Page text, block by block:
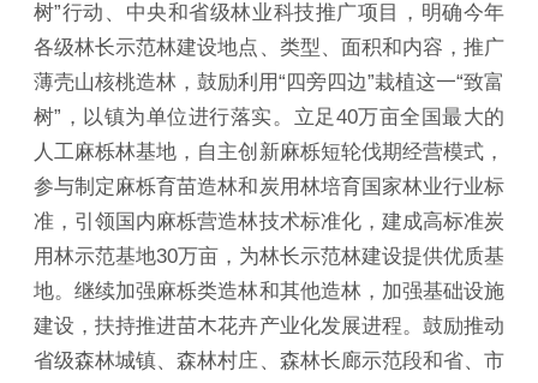
树”行动、中央和省级林业科技推广项目，明确今年
各级林长示范林建设地点、类型、面积和内容，推广
薄壳山核桃造林，鼓励利用“四旁四边”栽植这一“致富
树”，以镇为单位进行落实。立足40万亩全国最大的
人工麻栎林基地，自主创新麻栎短轮伐期经营模式，
参与制定麻栎育苗造林和炭用林培育国家林业行业标
准，引领国内麻栎营造林技术标准化，建成高标准炭
用林示范基地30万亩，为林长示范林建设提供优质基
地。继续加强麻栎类造林和其他造林，加强基础设施
建设，扶持推进苗木花卉产业化发展进程。鼓励推动
省级森林城镇、森林村庄、森林长廊示范段和省、市